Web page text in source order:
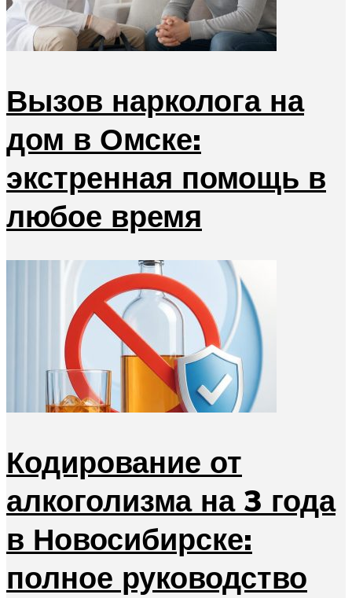
Вызов нарколога на
дом в Омске:
экстренная помощь в
любое время
Кодирование от
алкоголизма на 3 года
в Новосибирске:
полное руководство